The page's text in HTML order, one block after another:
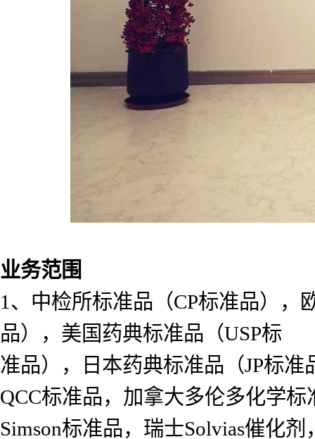
业务范围
1、中检所标准品（CP标准品），
品），美国药典标准品（USP标
准品），日本药典标准品（JP标
QCC标准品，加拿大多伦多化学
Simson标准品，瑞士Solvias催化